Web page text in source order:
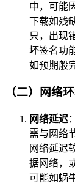
中，可能
下载如残
只，出现
坏签名功
如预期般
（二）网络
网络延迟
需与网络
网络延迟
据网络，
可能如蜗